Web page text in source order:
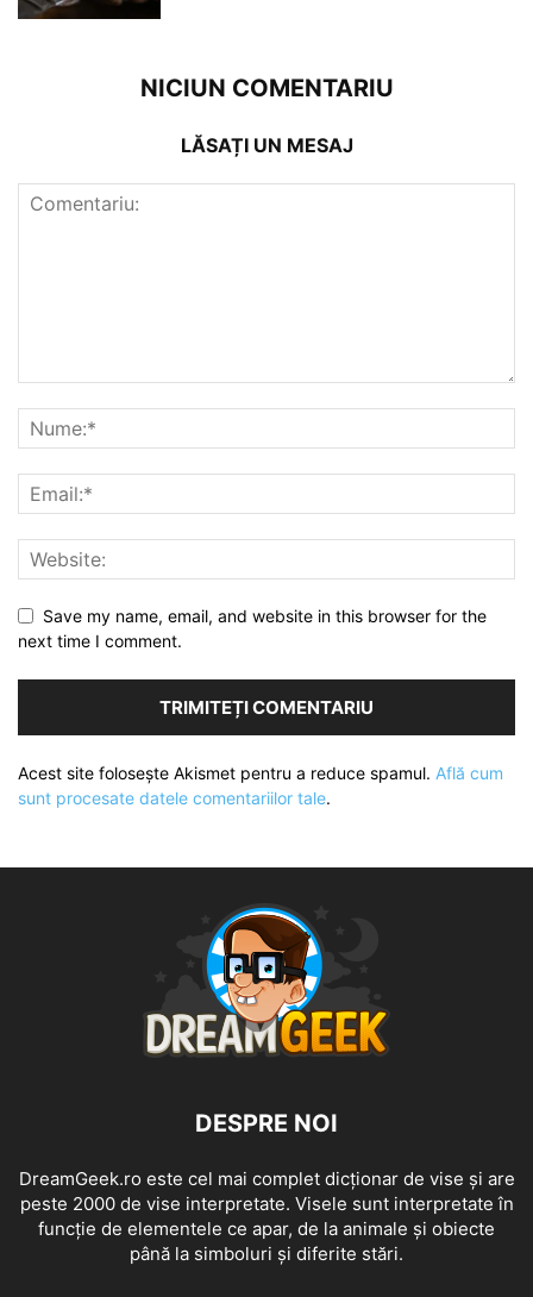
NICIUN COMENTARIU
LĂSAȚI UN MESAJ
Save my name, email, and website in this browser for the
next time I comment.
Acest site folosește Akismet pentru a reduce spamul. Află cum
sunt procesate datele comentariilor tale.
DESPRE NOI
DreamGeek.ro este cel mai complet dicționar de vise și are
peste 2000 de vise interpretate. Visele sunt interpretate în
funcție de elementele ce apar, de la animale și obiecte
până la simboluri și diferite stări.